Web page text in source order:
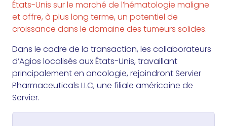
États-Unis sur le marché de l’hématologie maligne
et offre, à plus long terme, un potentiel de
croissance dans le domaine des tumeurs solides.
Dans le cadre de la transaction, les collaborateurs
d’Agios localisés aux États-Unis, travaillant
principalement en oncologie, rejoindront Servier
Pharmaceuticals LLC, une filiale américaine de
Servier.